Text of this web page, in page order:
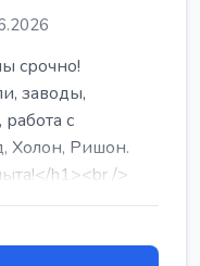
срочно!
заводы,
с
Холон, Ришон.
h1><br />